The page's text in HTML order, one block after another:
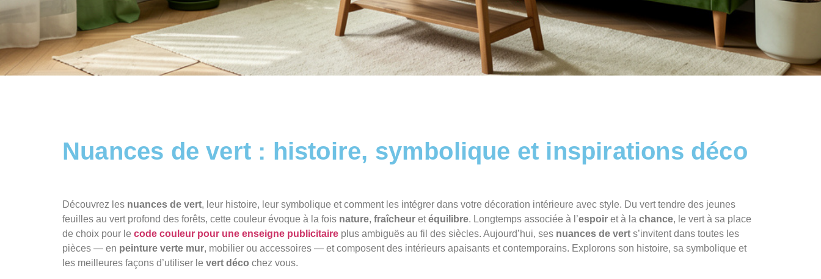
Nuances de vert : histoire, symbolique et inspirations déco
Découvrez les nuances de vert, leur histoire, leur symbolique et comment les intégrer dans votre décoration intérieure avec style. Du vert tendre des jeunes
feuilles au vert profond des forêts, cette couleur évoque à la fois nature, fraîcheur etéquilibre. Longtemps associée à l’espoir et à la chance, le vert à sa place
de choix pour le code couleur pour une enseigne publicitaire plus ambiguës au fil des siècles. Aujourd’hui, ses nuances de vert s’invitent dans toutes les
pièces — en peinture verte mur, mobilier ou accessoires — et composent des intérieurs apaisants et contemporains. Explorons son histoire, sa symbolique et
les meilleures façons d’utiliser le vert déco chez vous.